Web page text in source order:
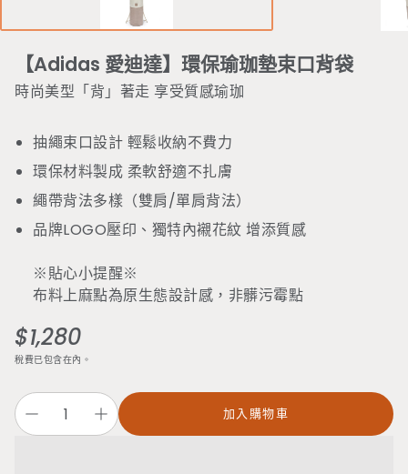
【Adidas 愛迪達】環保瑜珈墊束口背袋
時尚美型「背」著走 享受質感瑜珈
抽繩束口設計 輕鬆收納不費力
環保材料製成 柔軟舒適不扎膚
繩帶背法多樣（雙肩/單肩背法）
品牌LOGO壓印、獨特內襯花紋 增添質感
※貼心小提醒※
布料上麻點為原生態設計感，非髒污霉點
定
價
$1,280
稅費已包含在內。
加入購物車